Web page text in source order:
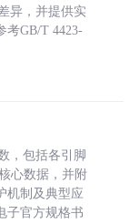
异，并提供实
考GB/T 4423-
，包括各引脚
心数据，并附
机制及典型应
子官方规格书